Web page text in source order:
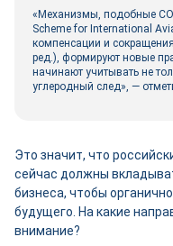
«Механизмы, подобные
Scheme for International
компенсации и
ред.), формируют новые
начинают учитывать не
углеродный след», —
Это значит, что
сейчас должны
бизнеса, чтобы
будущего. На какие
внимание?